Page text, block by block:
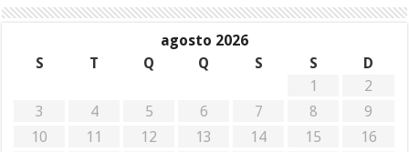
agosto 2026
S
T Q Q S S
D
1
2
3
4 5 6 7 8
9
10
11 12 13 14 15
16